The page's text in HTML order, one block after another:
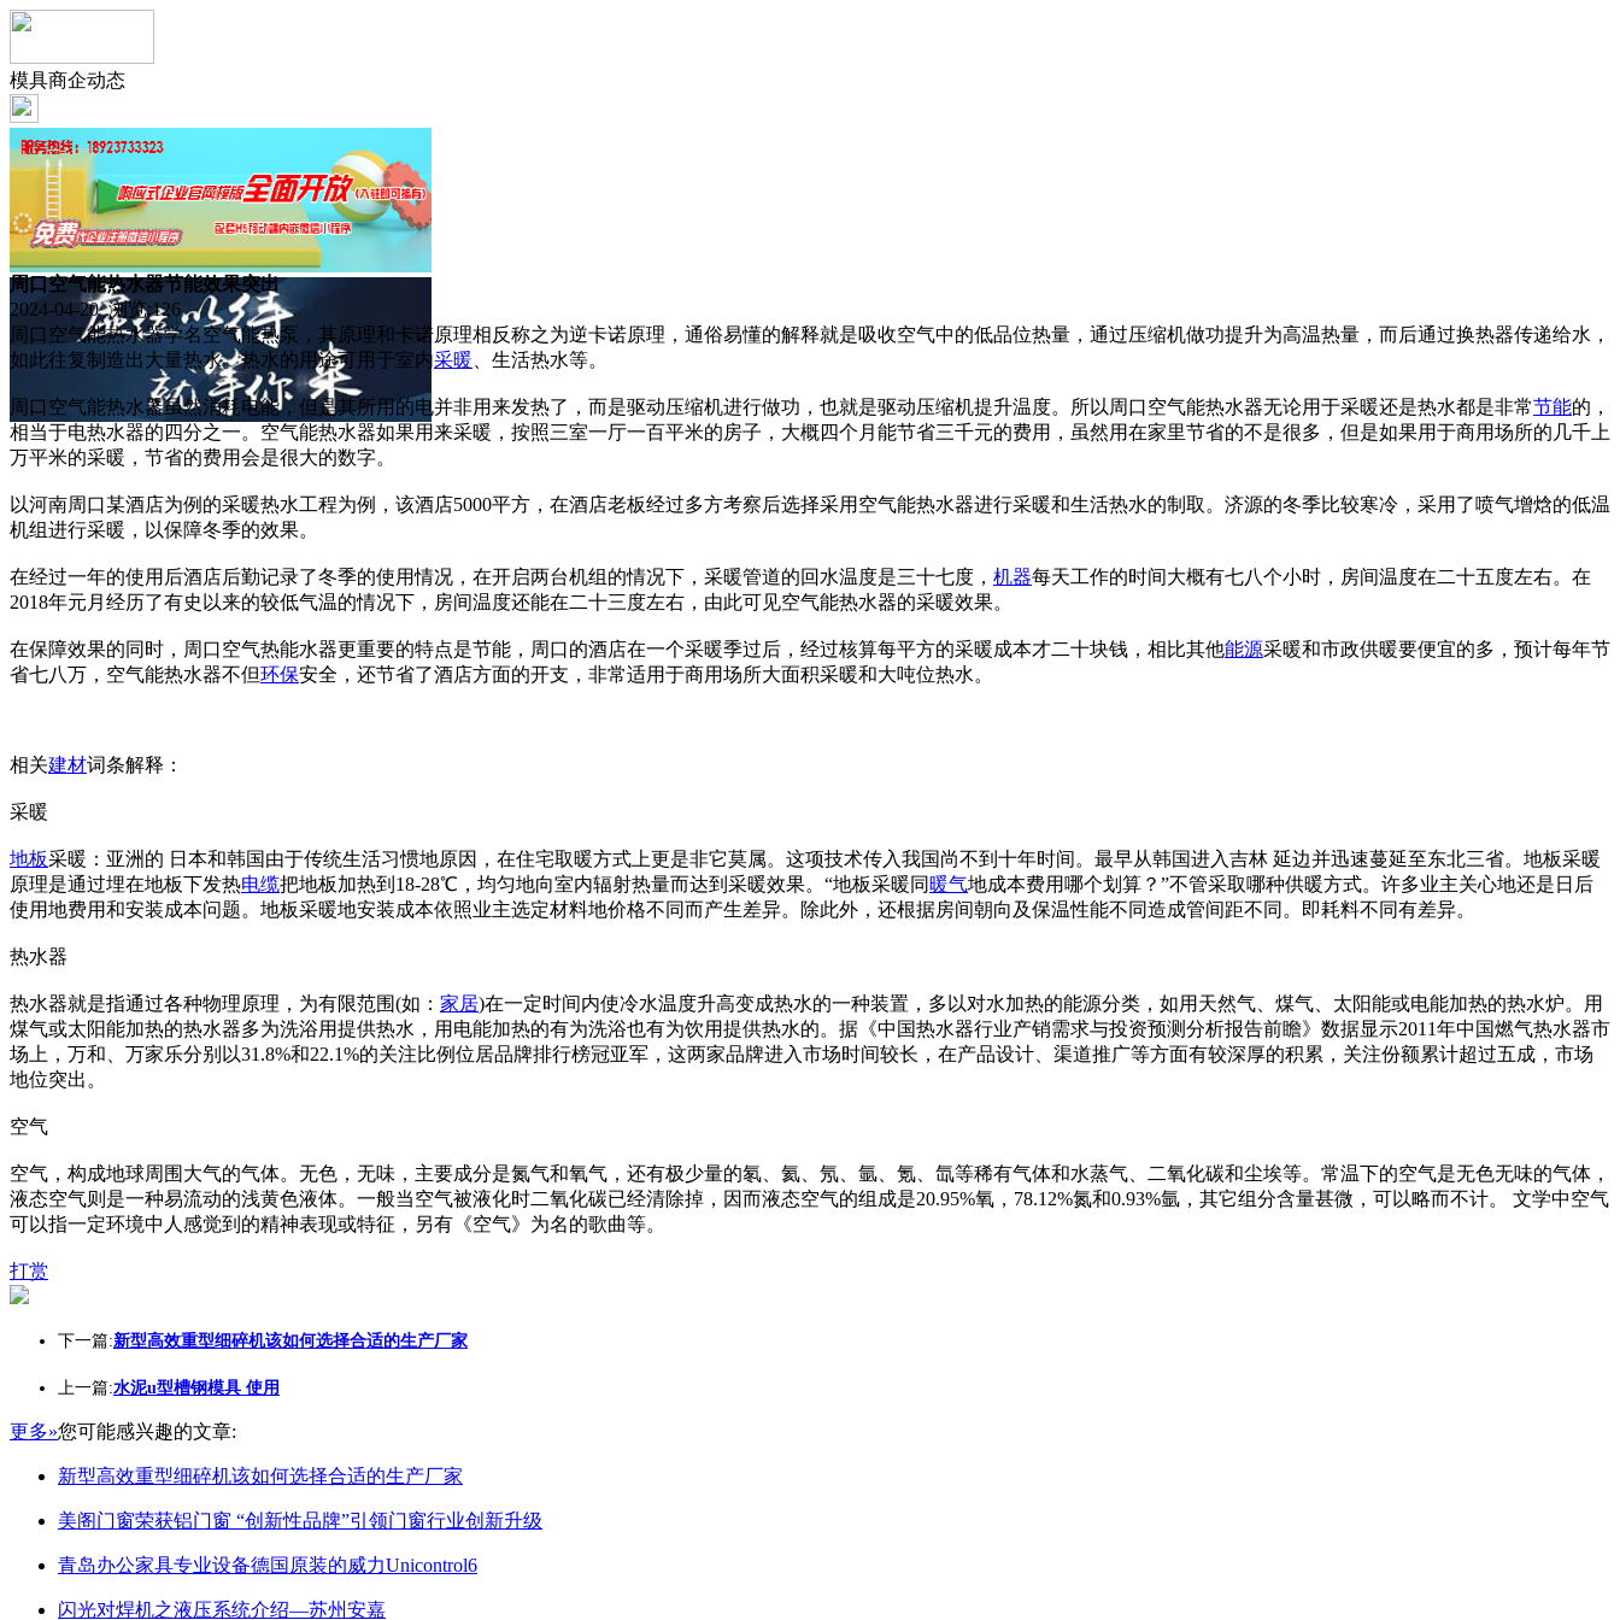
模具商企动态
周口空气能热水器节能效果突出
2024-04-20 浏览:126
周口空气能热水器学名空气能热泵，其原理和卡诺原理相反称之为逆卡诺原理，通俗易懂的解释就是吸收空气中的低品位热量，通过压缩机做功提升为高温热量，而后通过换热器传递给水，
如此往复制造出大量热水。热水的用途可用于室内采暖 、生活热水等。
周口空气能热水器虽然消耗电能，但是其所用的电并非用来发热了，而是驱动压缩机进行做功，也就是驱动压缩机提升温度。所以周口空气能热水器无论用于采暖还是热水都是非常节能的，
相当于电热水器的四分之一。空气能热水器如果用来采暖，按照三室一厅一百平米的房子，大概四个月能节省三千元的费用，虽然用在家里节省的不是很多，但是如果用于商用场所的几千上
万平米的采暖，节省的费用会是很大的数字。
以河南周口某酒店为例的采暖热水工程为例，该酒店5000平方，在酒店老板经过多方考察后选择采用空气能热水器进行采暖和生活热水的制取。济源的冬季比较寒冷，采用了喷气增焓的低温
机组进行采暖，以保障冬季的效果。
在经过一年的使用后酒店后勤记录了冬季的使用情况，在开启两台机组的情况下，采暖管道的回水温度是三十七度， 机器每天工作的时间大概有七八个小时，房间温度在二十五度左右。在
2018年元月经历了有史以来的较低气温的情况下，房间温度还能在二十三度左右，由此可见空气能热水器的采暖效果。
在保障效果的同时，周口空气热能水器更重要的特点是节能，周口的酒店在一个采暖季过后，经过核算每平方的采暖成本才二十块钱，相比其他能源采暖和市政供暖要便宜的多，预计每年节
省七八万，空气能热水器不但环保安全，还节省了酒店方面的开支，非常适用于商用场所大面积采暖和大吨位热水。
相关建材词条解释：
采暖
地板采暖：亚洲的 日本和韩国由于传统生活习惯地原因，在住宅取暖方式上更是非它莫属。这项技术传入我国尚不到十年时间。最早从韩国进入吉林 延边并迅速蔓延至东北三省。地板采暖
原理是通过埋在地板下发热电缆把地板加热到18-28℃，均匀地向室内辐射热量而达到采暖效果。“地板采暖同 暖气地成本费用哪个划算？”不管采取哪种供暖方式。许多业主关心地还是日后
使用地费用和安装成本问题。地板采暖地安装成本依照业主选定材料地价格不同而产生差异。除此外，还根据房间朝向及保温性能不同造成管间距不同。即耗料不同有差异。
热水器
热水器就是指通过各种物理原理，为有限范围(如： 家居)在一定时间内使冷水温度升高变成热水的一种装置，多以对水加热的能源分类，如用天然气、煤气、太阳能或电能加热的热水炉。用
煤气或太阳能加热的热水器多为洗浴用提供热水，用电能加热的有为洗浴也有为饮用提供热水的。据《中国热水器行业产销需求与投资预测分析报告前瞻》数据显示2011年中国燃气热水器市
场上，万和、万家乐分别以31.8%和22.1%的关注比例位居品牌排行榜冠亚军，这两家品牌进入市场时间较长，在产品设计、渠道推广等方面有较深厚的积累，关注份额累计超过五成，市场
地位突出。
空气
空气，构成地球周围大气的气体。无色，无味，主要成分是氮气和氧气，还有极少量的氡、氦、氖、氩、氪、氙等稀有气体和水蒸气、二氧化碳和尘埃等。常温下的空气是无色无味的气体，
液态空气则是一种易流动的浅黄色液体。一般当空气被液化时二氧化碳已经清除掉，因而液态空气的组成是20.95%氧，78.12%氮和0.93%氩，其它组分含量甚微，可以略而不计。 文学中空气
可以指一定环境中人感觉到的精神表现或特征，另有《空气》为名的歌曲等。
打赏
下一篇:新型高效重型细碎机该如何选择合适的生产厂家
上一篇:水泥u型槽钢模具 使用
更多»您可能感兴趣的文章:
新型高效重型细碎机该如何选择合适的生产厂家
美阁门窗荣获铝门窗 “创新性品牌”引领门窗行业创新升级
青岛办公家具专业设备德国原装的威力Unicontrol6
闪光对焊机之液压系统介绍—苏州安嘉